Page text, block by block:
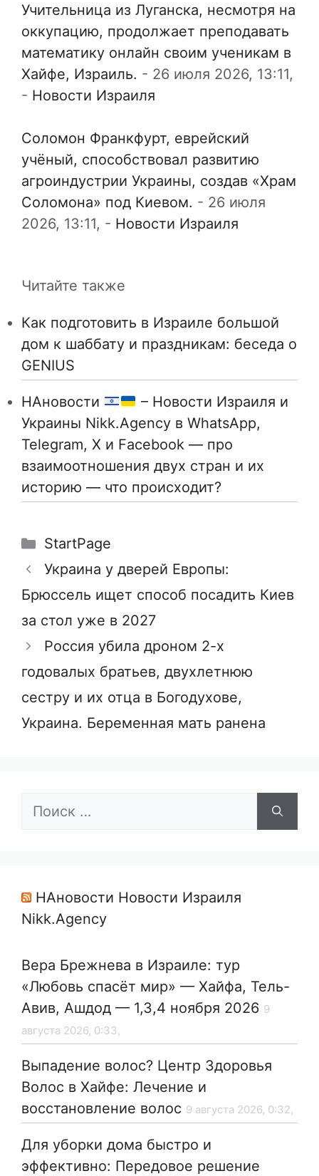
Учительница из Луганска, несмотря на
оккупацию, продолжает преподавать
математику онлайн своим ученикам в
Хайфе, Израиль. - 26 июля 2026, 13:11,
- Новости Израиля
Соломон Франкфурт, еврейский
учёный, способствовал развитию
агроиндустрии Украины, создав «Храм
Соломона» под Киевом. - 26 июля
2026, 13:11, - Новости Израиля
Читайте также
Как подготовить в Израиле большой
дом к шаббату и праздникам: беседа о
GENIUS
НАновости
– Новости Израиля и
Украины Nikk.Agency в WhatsApp,
Telegram, X и Facebook — про
взаимоотношения двух стран и их
историю — что происходит?
Рубрики
StartPage
Украина у дверей Европы:
Брюссель ищет способ посадить Киев
за стол уже в 2027
Россия убила дроном 2-х
годовалых братьев, двухлетнюю
сестру и их отца в Богодухове,
Украина. Беременная мать ранена
Поиск:
НАновости Новости Израиля
Nikk.Agency
Вера Брежнева в Израиле: тур
«Любовь спасёт мир» — Хайфа, Тель-
Авив, Ашдод — 1,3,4 ноября 2026 9
августа 2026, 0:33,
Выпадение волос? Центр Здоровья
Волос в Хайфе: Лечение и
восстановление волос 9 августа 2026, 0:32,
Для уборки дома быстро и
эффективно: Передовое решение